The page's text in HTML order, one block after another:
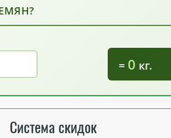
= 0 кг.
Система скидок